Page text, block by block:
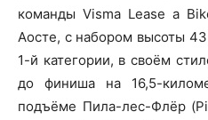
команды Visma Lease a
Аосте, с набором высоты
1-й категории, в своём
до финиша на 16,5-
подъёме Пила-лес-Флёр